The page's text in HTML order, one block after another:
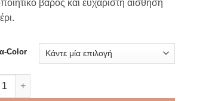
βάρος και ευχάριστη αίσθηση
Color
με Συνθετικές Χάντρες σε 3 Χρώματα ποσότητα